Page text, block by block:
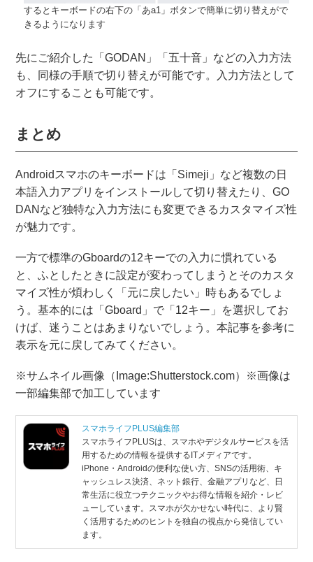
するとキーボードの右下の「あa1」ボタンで簡単に切り替えがで
きるようになります
先にご紹介した「GODAN」「五十音」などの入力方法
も、同様の手順で切り替えが可能です。入力方法として
オフにすることも可能です。
まとめ
Androidスマホのキーボードは「Simeji」など複数の日
本語入力アプリをインストールして切り替えたり、GO
DANなど独特な入力方法にも変更できるカスタマイズ性
が魅力です。
一方で標準のGboardの12キーでの入力に慣れている
と、ふとしたときに設定が変わってしまうとそのカスタ
マイズ性が煩わしく「元に戻したい」時もあるでしょ
う。基本的には「Gboard」で「12キー」を選択してお
けば、迷うことはあまりないでしょう。本記事を参考に
表示を元に戻してみてください。
※サムネイル画像（Image:Shutterstock.com）※画像は
一部編集部で加工しています
スマホライフPLUS編集部
スマホライフPLUSは、スマホやデジタルサービスを活
用するための情報を提供するITメディアです。
iPhone・Androidの便利な使い方、SNSの活用術、キ
ャッシュレス決済、ネット銀行、金融アプリなど、日
常生活に役立つテクニックやお得な情報を紹介・レビ
ューしています。スマホが欠かせない時代に、より賢
く活用するためのヒントを独自の視点から発信してい
ます。